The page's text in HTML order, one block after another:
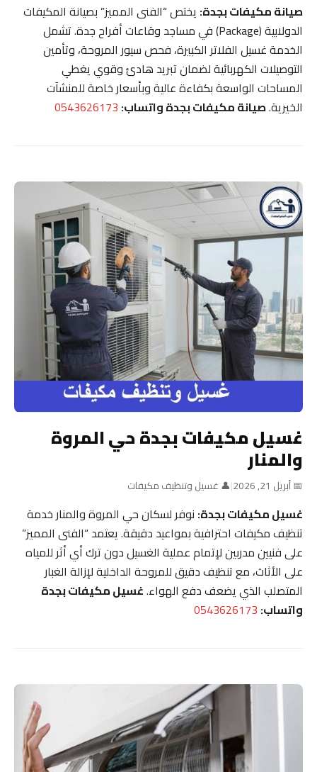
صيانة مكيفات بجدة: يختص “الفنى المميز” بصيانة المكيفات
الدولابية (Package) في مساجد وقاعات أفراح جدة. تشمل
الخدمة غسيل الفلاتر الكبيرة، فحص سيور المروحة، وتأمين
التوصيلات الكهربائية لضمان تبريد هادئ وقوي يغطي
المساحات الواسعة بكفاءة عالية وبأسعار خاصة للمنشآت
الخيرية.صيانة مكيفات بجدة واتساب: 0543626173
غسيل مكيفات بجدة حي المروة
والمنار
📅 أبريل 21, 2026 |👤 غسيل وتنظيف مكيفات
غسيل مكيفات بجدة: نوفر لسكان حي المروة والمنار خدمة
تنظيف مكيفات احترافية بمواعيد دقيقة. يعتمد “الفنى المميز”
على فنيين مدربين لإتمام عملية الغسيل دون ترك أي أثر للمياه
على الأثاث، مع تنظيف دقيق للمروحة الداخلية لإزالة الغبار
المتصلب الذي يضعف دفع الهواء.غسيل مكيفات بجدة
واتساب: 0543626173